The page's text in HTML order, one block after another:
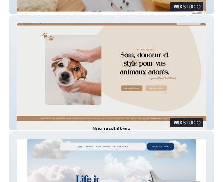
Le Truc à Pizza
Opti'toilettage